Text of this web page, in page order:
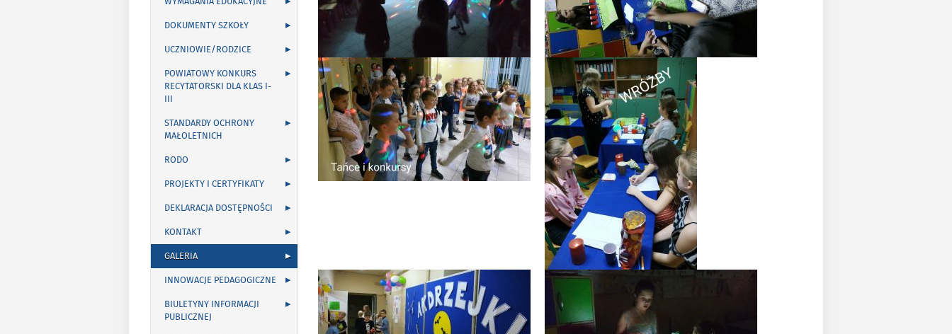
DOKUMENTY SZKOŁY
UCZNIOWIE/RODZICE
POWIATOWY KONKURS
RECYTATORSKI DLA KLAS I-
III
STANDARDY OCHRONY
MAŁOLETNICH
RODO
PROJEKTY I CERTYFIKATY
DEKLARACJA DOSTĘPNOŚCI
KONTAKT
GALERIA
INNOWACJE PEDAGOGICZNE
BIULETYNY INFORMACJI
PUBLICZNEJ